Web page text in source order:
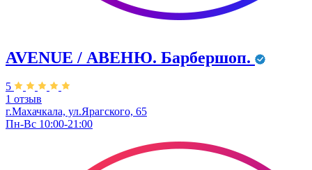
AVENUE / АВЕНЮ. Барбершоп.
5
1 отзыв
г.Махачкала, ул.Ярагского, 65
Пн-Вс 10:00-21:00